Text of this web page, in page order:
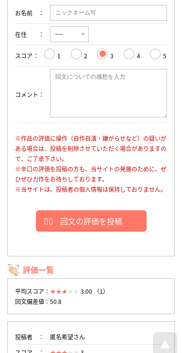
お名前
在住
スコア 1 2 3 4 5
コメント
※作品の評価に操作（自作自演・嫌がらせなど）の疑いが
ある場合は、投稿を削除させていただく場合がありますの
で、ご了承下さい。
※辛口の評価を投稿の方も、当サイトの発展のために、ぜ
ひぜひ力作をお待ちしております。
※当サイトは、投稿者の個人情報は保持しておりません。
回文の評価を投稿
評価一覧
平均スコア：
3.00 （1）
回文偏差値：50.8
投稿者
匿名希望さん